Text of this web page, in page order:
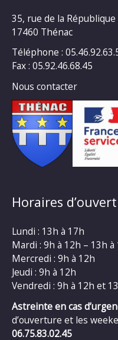
35, rue de la République
17460 Thénac
Téléphone :
Fax : 05.92.46.68.45
Nous contacter
Horaires
Lundi : 13h à 17h
Mardi : 9h à 12h – 13h à
Mercredi : 9h à 12h
Jeudi : 9h à 12h
Vendredi : 9h à 12h et
Astreinte en cas
d’ouverture et les
06.75.83.02.45